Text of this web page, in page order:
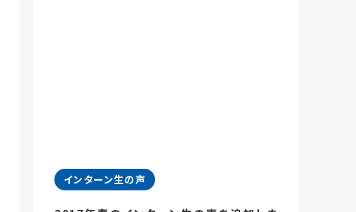
インターン生の声